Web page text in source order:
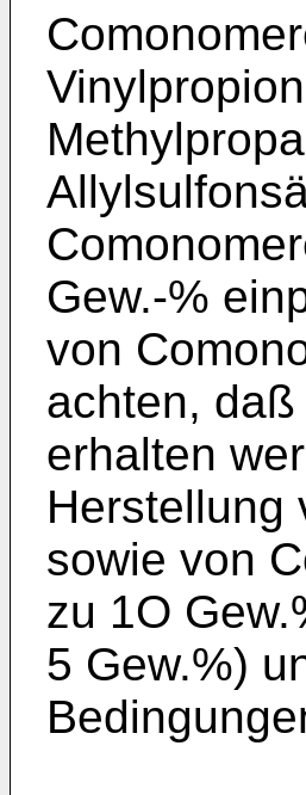
Gew.-%
von
achten,
erhalten
Herstellung
sowie von
zu 1O
5 Gew.%)